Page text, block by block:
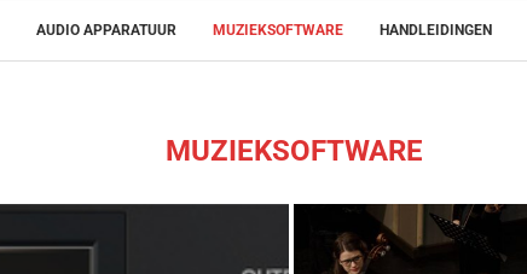
AUDIO APPARATUUR MUZIEKSOFTWARE HANDLEIDINGEN
MUZIEKSOFTWARE